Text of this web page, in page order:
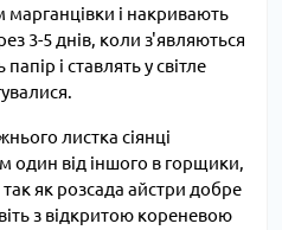
і накривають
3-5 днів, коли з'являються
і ставлять у світле
листка сіянці
один від іншого в горщики,
як розсада айстри добре
з відкритою кореневою